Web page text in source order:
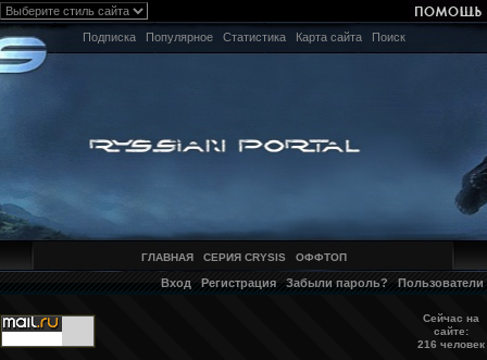
Подписка Популярное Статистика Карта сайта Поиск
ГЛАВНАЯ СЕРИЯ CRYSIS ОФФТОП
Вход Регистрация Забыли пароль? Пользователи
Сейчас на
сайте:
216 человек